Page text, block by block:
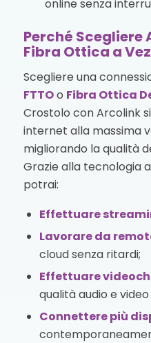
online senza
Perché Scegliere
Fibra Ottica a
Scegliere una
FTTOo Fibra Ottica
Crostolo con Arcolink
internet alla massima
migliorando la qualità
Grazie alla tecnologia
potrai:
Effettuare
Lavorare da
cloud senza ritardi;
Effettuare
qualità audio e
Connettere più